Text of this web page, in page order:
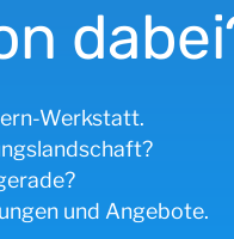
Werkstatt.
und Angebote.